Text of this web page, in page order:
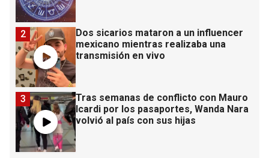
Dos sicarios mataron a un influencer
mexicano mientras realizaba una
transmisión en vivo
2
Tras semanas de conflicto con Mauro
Icardi por los pasaportes, Wanda Nara
volvió al país con sus hijas
3